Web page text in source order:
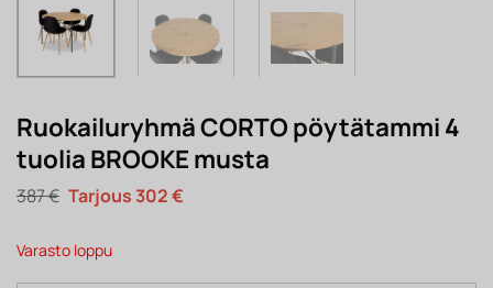
Ruokailuryhmä CORTO pöytätammi 4
tuolia BROOKE musta
387€ Alkuperäinen
hinta
387 €.
302€Nykyinen
Varasto loppu